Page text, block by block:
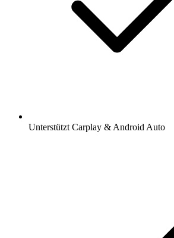
Unterstützt Carplay & Android Auto